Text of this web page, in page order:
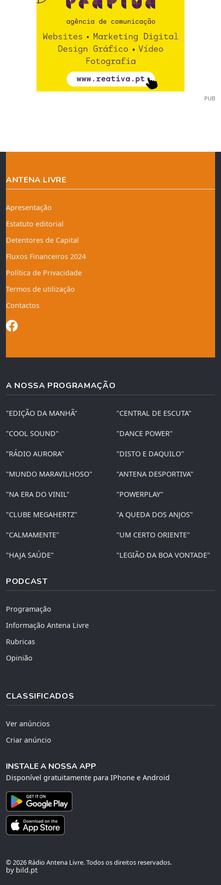
PUB
ANTENA LIVRE
Apresentação
Estatuto editorial
Detentores de Capital
Fluxos Financeiros 2024
Política de Privacidade
Termos de utilização
Contactos
A NOSSA PROGRAMAÇÃO
"EDIÇÃO DA MANHÃ" "CENTRAL DE ESCUTA"
"COOL SOUND" "DANCE POWER"
"RÁDIO AURORA" "DISTO E DAQUILO"
"MUNDO MARAVILHOSO" "ANTENA DESPORTIVA"
"NA ERA DO VINIL" "POWERPLAY"
"CLUBE MEGAHERTZ" "A QUEDA DOS ANJOS"
"CALMAMENTE" "UM CERTO ORIENTE"
"HAJA SAÚDE" "LEGIÃO DA BOA VONTADE"
PODCAST
Programação
Informação Antena Livre
Rubricas
Opinião
CLASSIFICADOS
Ver anúncios
Criar anúncio
INSTALE A NOSSA APP
Disponível gratuitamente para IPhone e Android
© 2026 Rádio Antena Livre. Todos os direitos reservados.
by bild.pt